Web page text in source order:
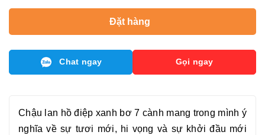
Đặt hàng
Chat ngay Gọi ngay
Chậu lan hồ điệp xanh bơ 7 cành mang trong mình ý
nghĩa về sự tươi mới, hi vọng và sự khởi đầu mới